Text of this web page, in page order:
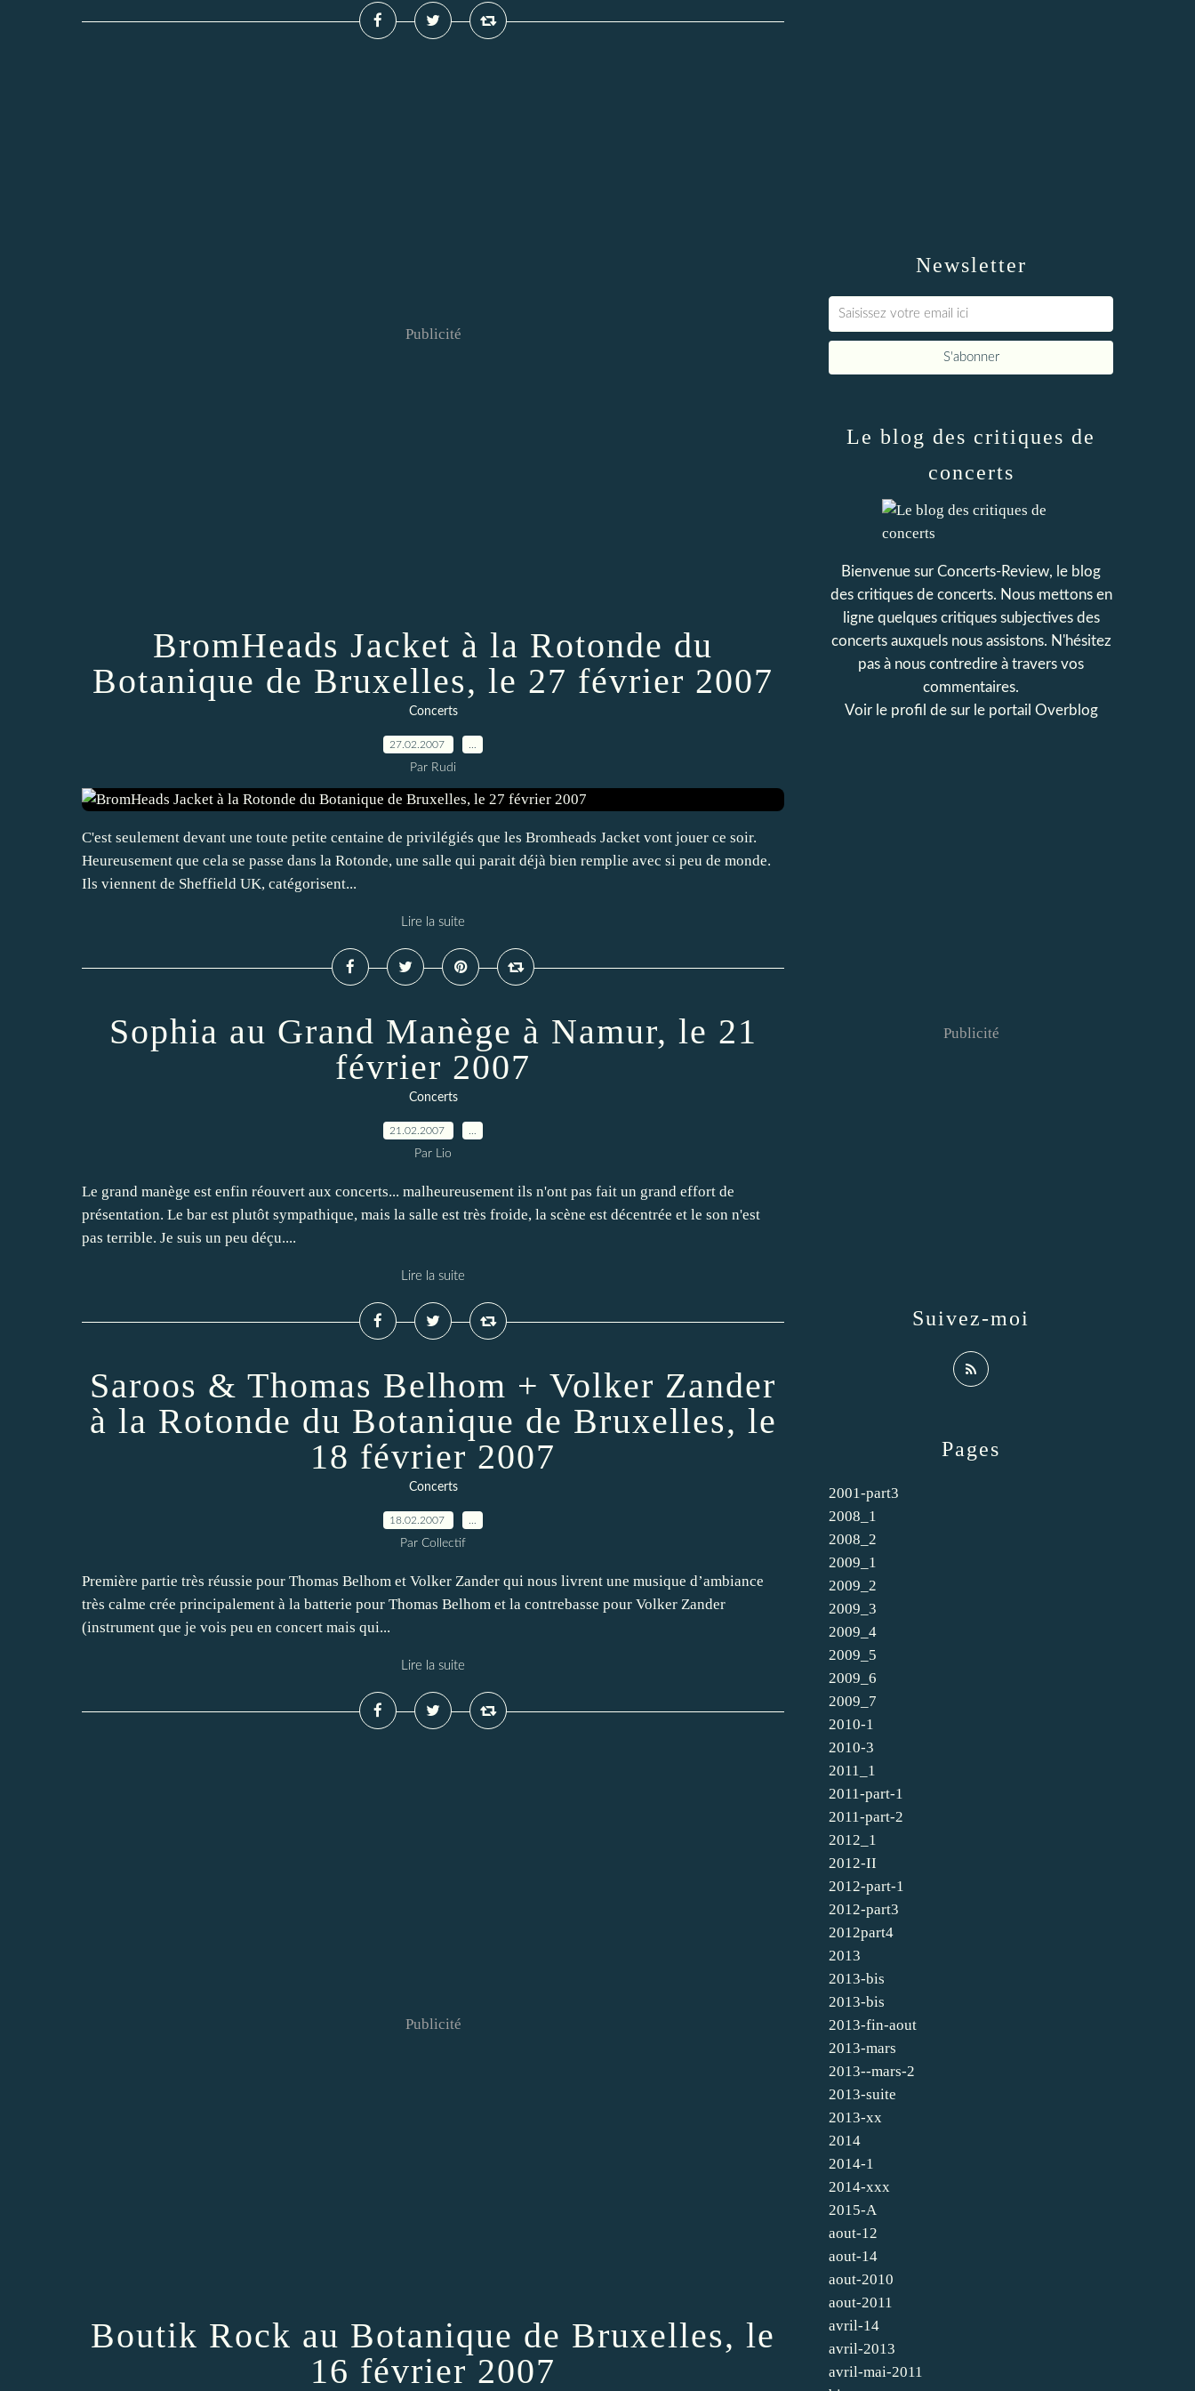
Publicité
BromHeads Jacket à la Rotonde du
Botanique de Bruxelles, le 27 février 2007
Concerts
27.02.2007
Par Rudi
C'est seulement devant une toute petite centaine de privilégiés que les Bromheads Jacket vont jouer ce soir.
Heureusement que cela se passe dans la Rotonde, une salle qui parait déjà bien remplie avec si peu de monde.
Ils viennent de Sheffield UK, catégorisent...
Lire la suite
Sophia au Grand Manège à Namur, le 21
février 2007
Concerts
21.02.2007
Par Lio
Le grand manège est enfin réouvert aux concerts... malheureusement ils n'ont pas fait un grand effort de
présentation. Le bar est plutôt sympathique, mais la salle est très froide, la scène est décentrée et le son n'est
pas terrible. Je suis un peu déçu....
Lire la suite
Saroos & Thomas Belhom + Volker Zander
à la Rotonde du Botanique de Bruxelles, le
18 février 2007
Concerts
18.02.2007
Par Collectif
Première partie très réussie pour Thomas Belhom et Volker Zander qui nous livrent une musique d’ambiance
très calme crée principalement à la batterie pour Thomas Belhom et la contrebasse pour Volker Zander
(instrument que je vois peu en concert mais qui...
Lire la suite
Publicité
Boutik Rock au Botanique de Bruxelles, le
16 février 2007
Newsletter
Pages
2001-part3
2008_1
2008_2
2009_1
2009_2
2009_3
2009_4
2009_5
2009_6
2009_7
2010-1
2010-3
2011_1
2011-part-1
2011-part-2
2012_1
2012-II
2012-part-1
2012-part3
2012part4
2013
2013-bis
2013-bis
2013-fin-aout
2013-mars
2013--mars-2
2013-suite
2013-xx
2014
2014-1
2014-xxx
2015-A
aout-12
aout-14
aout-2010
aout-2011
avril-14
avril-2013
avril-mai-2011
Le blog des critiques de
concerts
Bienvenue sur Concerts-Review, le blog
des critiques de concerts. Nous mettons en
ligne quelques critiques subjectives des
concerts auxquels nous assistons. N'hésitez
pas à nous contredire à travers vos
commentaires.
Voir le profil de sur le portail Overblog
Suivez-moi
Publicité